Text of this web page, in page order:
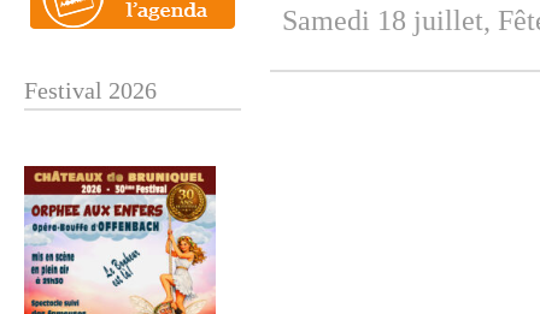
Festival 2026
Samedi 18 juillet,